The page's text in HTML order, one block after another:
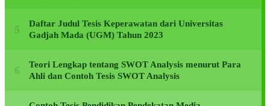
Daftar Judul Tesis Keperawatan dari Universitas
Gadjah Mada (UGM) Tahun 2023
Teori Lengkap tentang SWOT Analysis menurut Para
Ahli dan Contoh Tesis SWOT Analysis